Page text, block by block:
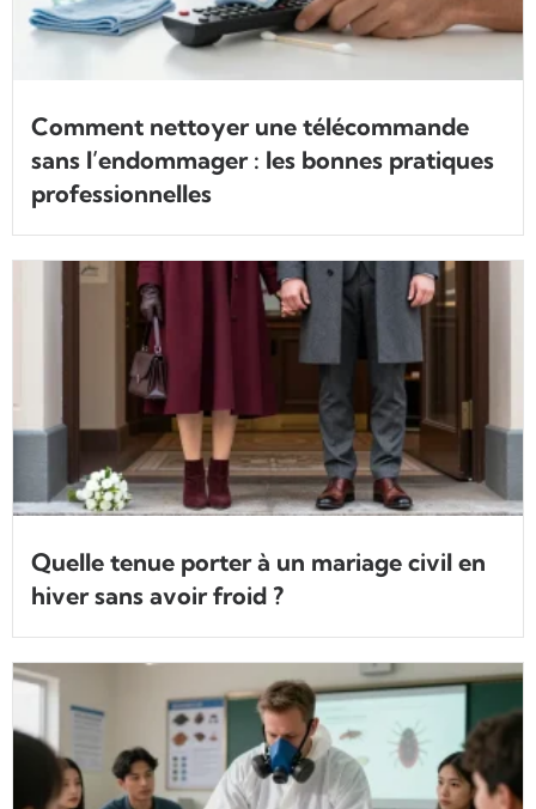
Comment nettoyer une télécommande
sans l’endommager : les bonnes pratiques
professionnelles
Quelle tenue porter à un mariage civil en
hiver sans avoir froid ?